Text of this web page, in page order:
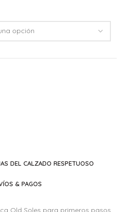
DEL CALZADO RESPETUOSO
& PAGOS
Old Soles para primeros pasos